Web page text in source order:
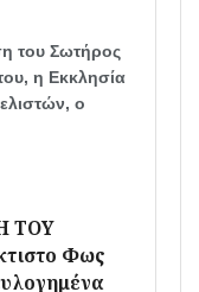
του Σωτήρος
η Εκκλησία
ο
ΤΟΥ
Φως